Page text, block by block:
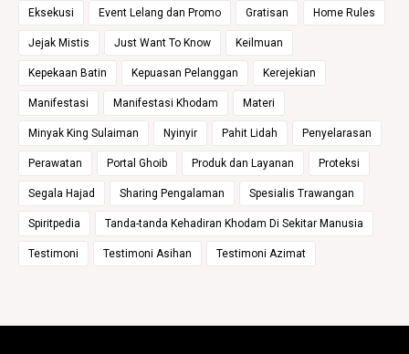
Eksekusi Event Lelang dan Promo Gratisan Home Rules
Jejak Mistis Just Want To Know Keilmuan
Kepekaan Batin Kepuasan Pelanggan Kerejekian
Manifestasi Manifestasi Khodam Materi
Minyak King Sulaiman Nyinyir Pahit Lidah Penyelarasan
Perawatan Portal Ghoib Produk dan Layanan Proteksi
Segala Hajad Sharing Pengalaman Spesialis Trawangan
Spiritpedia Tanda-tanda Kehadiran Khodam Di Sekitar Manusia
Testimoni Testimoni Asihan Testimoni Azimat